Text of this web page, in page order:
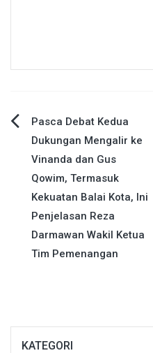
Navigasi
pos
Pasca Debat Kedua
Dukungan Mengalir ke
Vinanda dan Gus
Qowim, Termasuk
Kekuatan Balai Kota, Ini
Penjelasan Reza
Darmawan Wakil Ketua
Tim Pemenangan
KATEGORI